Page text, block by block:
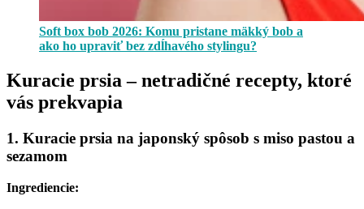
Soft box bob 2026: Komu pristane mäkký bob a
ako ho upraviť bez zdĺhavého stylingu?
Kuracie prsia – netradičné recepty, ktoré
vás prekvapia
1. Kuracie prsia na japonský spôsob s miso pastou a
sezamom
Ingrediencie: